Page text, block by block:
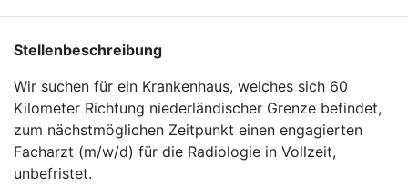
Stellenbeschreibung
Wir suchen für ein Krankenhaus, welches sich 60
Kilometer Richtung niederländischer Grenze befindet,
zum nächstmöglichen Zeitpunkt einen engagierten
Facharzt (m/w/d) für die Radiologie in Vollzeit,
unbefristet.